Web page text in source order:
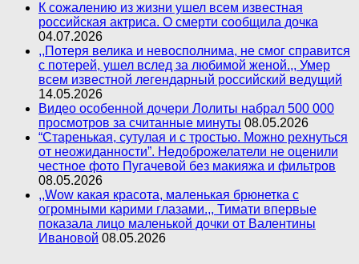
К сожалению из жизни ушел всем известная
российская актриса. О смерти сообщила дочка
04.07.2026
,,Потеря велика и невосполнима, не смог справится
с потерей, ушел вслед за любимой женой.,, Умер
всем известной легендарный российский ведущий
14.05.2026
Видео особенной дочери Лолиты набрал 500 000
просмотров за считанные минуты 08.05.2026
“Старенькая, сутулая и с тростью. Можно рехнуться
от неожиданности”. Недоброжелатели не оценили
честное фото Пугачевой без макияжа и фильтров
08.05.2026
,,Wow какая красота, маленькая брюнетка с
огромными карими глазами.,, Тимати впервые
показала лицо маленькой дочки от Валентины
Ивановой 08.05.2026